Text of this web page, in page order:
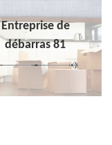
Entreprise de
débarras 81